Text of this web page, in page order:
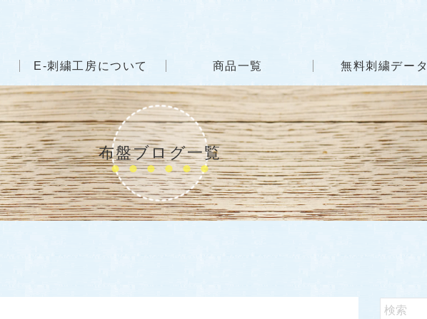
E-刺繍工房について 商品一覧 無料刺繍データ
布盤ブログ一覧